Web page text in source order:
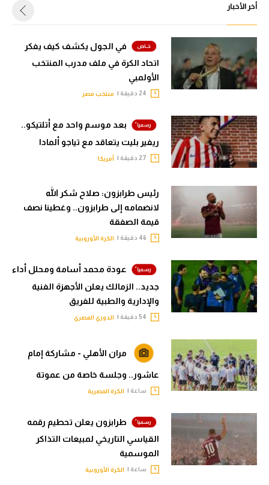
أخر الأخبار
في الجول يكشف كيف يفكر
اتحاد الكرة في ملف مدرب المنتخب
الأولمبي
منتخب مصر
بعد موسم واحد مع أتلتيكو..
ريفير بليت يتعاقد مع تياجو ألمادا
أمريكا
رئيس طرابزون: صلاح شكر الله
لانضمامه إلى طرابزون.. وغطينا نصف
قيمة الصفقة
الكرة الأوروبية
عودة محمد أسامة ومحلل أداء
جديد.. الزمالك يعلن الأجهزة الفنية
والإدارية والطبية للفريق
الدوري المصري
مران الأهلي - مشاركة إمام
عاشور.. وجلسة خاصة من عموتة
ساعة | الكرة المصرية
طرابزون يعلن تحطيم رقمه
القياسي التاريخي لمبيعات التذاكر
الموسمية
ساعة | الكرة الأوروبية